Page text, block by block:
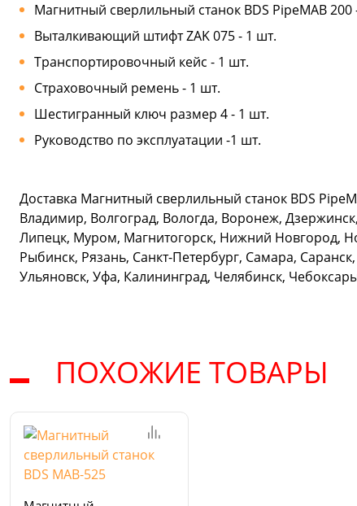
Магнитный сверлильный станок BDS PipeMAB 200
Выталкивающий штифт ZAK 075 - 1 шт.
Транспортировочный кейс - 1 шт.
Страховочный ремень - 1 шт.
Шестигранный ключ размер 4 - 1 шт.
Руководство по эксплуатации -1 шт.
Доставка Магнитный сверлильный станок BDS
Владимир, Волгоград, Вологда, Воронеж,
Липецк, Муром, Магнитогорск, Нижний Новгород,
Рыбинск, Рязань, Санкт-Петербург, Самара,
Ульяновск, Уфа, Калининград, Челябинск,
ПОХОЖИЕ ТОВАРЫ